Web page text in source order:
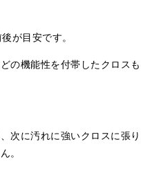
が目安です。
の機能性を付帯したクロスも
次に汚れに強いクロスに張り
。